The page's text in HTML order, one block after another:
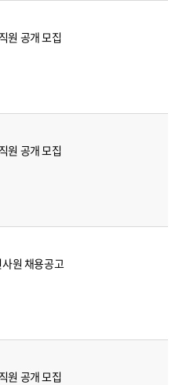
원 공개 모집
원 공개 모집
원 채용공고
원 공개 모집